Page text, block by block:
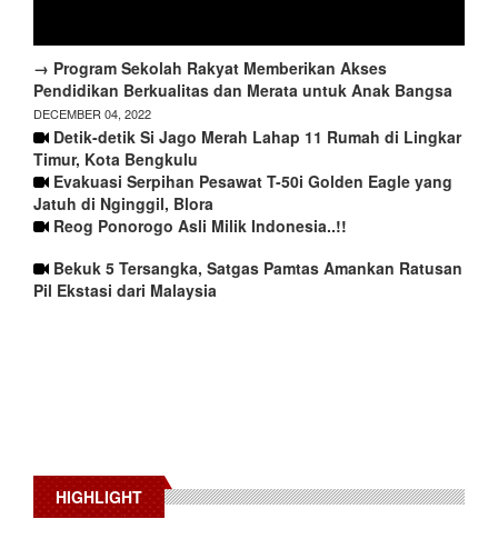
→ Program Sekolah Rakyat Memberikan Akses
Pendidikan Berkualitas dan Merata untuk Anak Bangsa
DECEMBER 04, 2022
Detik-detik Si Jago Merah Lahap 11 Rumah di Lingkar
Timur, Kota Bengkulu
Evakuasi Serpihan Pesawat T-50i Golden Eagle yang
Jatuh di Nginggil, Blora
Reog Ponorogo Asli Milik Indonesia..!!
Bekuk 5 Tersangka, Satgas Pamtas Amankan Ratusan
Pil Ekstasi dari Malaysia
HIGHLIGHT